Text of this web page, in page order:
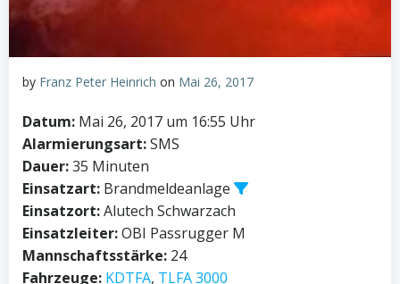
by Franz Peter Heinrich on Mai 26, 2017
Datum: Mai 26, 2017 um 16:55 Uhr
Alarmierungsart:SMS
Dauer:35 Minuten
Einsatzart: Brandmeldeanlage
Einsatzort:Alutech Schwarzach
Einsatzleiter:OBI Passrugger M
Mannschaftsstärke: 24
Fahrzeuge: KDTFA, TLFA 3000